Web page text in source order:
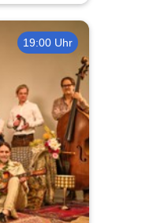
19:00 Uhr